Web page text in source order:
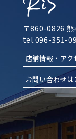
〒860-0826
tel.096-351-
店舗情報・アク
お問い合わせは